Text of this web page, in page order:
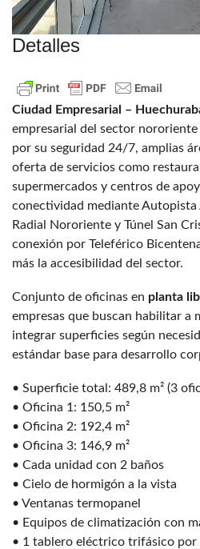
Detalles
Ciudad Empresarial –
empresarial del sector
por su seguridad 24/7, amplias
oferta de servicios como
supermercados y centros de
conectividad mediante Autopista
Radial Nororiente y Túnel San
conexión por Teleférico
más la accesibilidad del sector.
Conjunto de oficinas en planta
empresas que buscan habilitar a
integrar superficies según
estándar base para desarrollo
• Superficie total: 489,8 m² (3
• Oficina 1: 150,5 m²
• Oficina 2: 192,4 m²
• Oficina 3: 146,9 m²
• Cada unidad con 2 baños
• Cielo de hormigón a la vista
• Ventanas termopanel
• Equipos de climatización con
• 1 tablero eléctrico trifásico por